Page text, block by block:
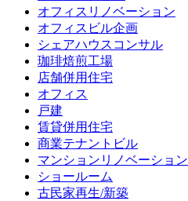
オフィスリノベーション
オフィスビル企画
シェアハウスコンサル
珈琲焙煎工場
店舗併用住宅
オフィス
戸建
賃貸併用住宅
商業テナントビル
マンションリノベーション
ショールーム
古民家再生/新築